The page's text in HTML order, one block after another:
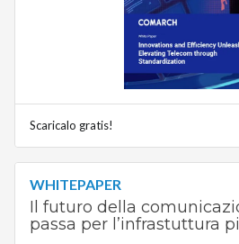
Scaricalo gratis!
WHITEPAPER
Il futuro della
passa per l’infrastuttura